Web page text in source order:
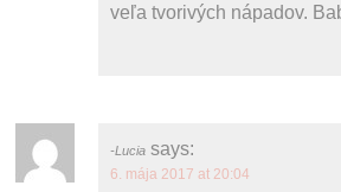
veľa tvorivých nápadov.
Lucia says:
6. mája 2017 at 20:04